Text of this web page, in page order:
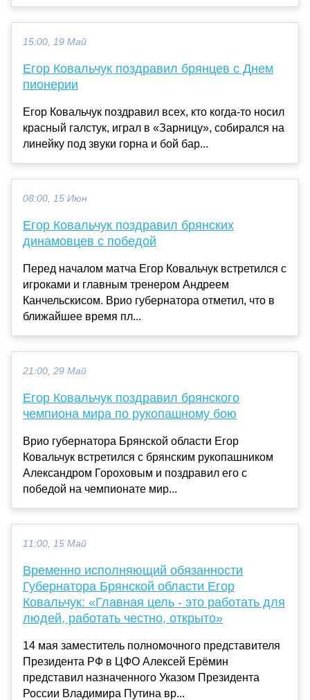
15:00, 19 Май
Егор Ковальчук поздравил брянцев с Днем
пионерии
Егор Ковальчук поздравил всех, кто когда-то носил
красный галстук, играл в «Зарницу», собирался на
линейку под звуки горна и бой бар...
08:00, 15 Июн
Егор Ковальчук поздравил брянских
динамовцев с победой
Перед началом матча Егор Ковальчук встретился с
игроками и главным тренером Андреем
Канчельскисом. Врио губернатора отметил, что в
ближайшее время пл...
21:00, 29 Май
Егор Ковальчук поздравил брянского
чемпиона мира по рукопашному бою
Врио губернатора Брянской области Егор
Ковальчук встретился с брянским рукопашником
Александром Гороховым и поздравил его с
победой на чемпионате мир...
11:00, 15 Май
Временно исполняющий обязанности
Губернатора Брянской области Егор
Ковальчук: «Главная цель - это работать для
людей, работать честно, открыто»
14 мая заместитель полномочного представителя
Президента РФ в ЦФО Алексей Ерёмин
представил назначенного Указом Президента
России Владимира Путина вр...